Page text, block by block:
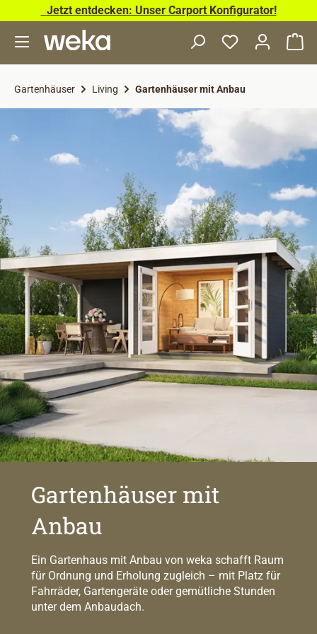
Zum Hauptinhalt springen
Jetzt entdecken: Unser Carport Konfigurator!
Gartenhäuser Living Gartenhäuser mit Anbau
Gartenhäuser mit
Anbau
Ein Gartenhaus mit Anbau von weka schafft Raum
für Ordnung und Erholung zugleich – mit Platz für
Fahrräder, Gartengeräte oder gemütliche Stunden
unter dem Anbaudach.